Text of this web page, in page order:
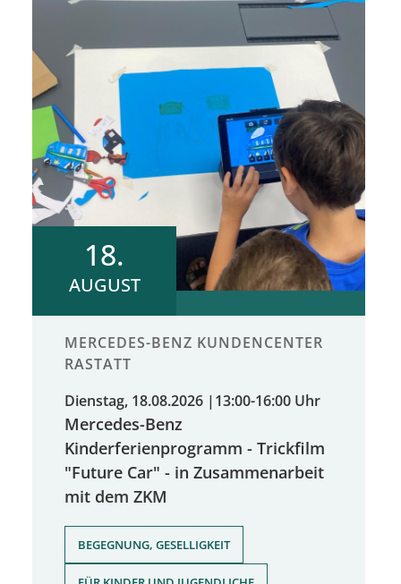
18.
AUGUST
MERCEDES-BENZ KUNDENCENTER
RASTATT
Dienstag, 18.08.2026 | 13:00-16:00 Uhr
Mercedes-Benz
Kinderferienprogramm - Trickfilm
"Future Car" - in Zusammenarbeit
mit dem ZKM
BEGEGNUNG, GESELLIGKEIT